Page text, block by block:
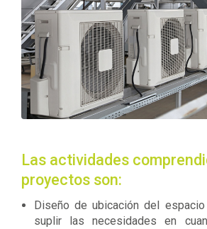
Las actividades
proyectos son:
Diseño de ubicación del
suplir las necesidades en